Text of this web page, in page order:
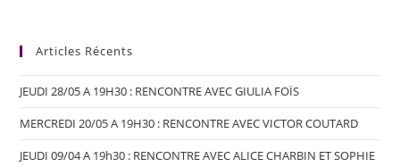
Articles Récents
JEUDI 28/05 A 19H30 : RENCONTRE AVEC GIULIA FOÏS
MERCREDI 20/05 A 19H30 : RENCONTRE AVEC VICTOR COUTARD
JEUDI 09/04 A 19h30 : RENCONTRE AVEC ALICE CHARBIN ET SOPHIE